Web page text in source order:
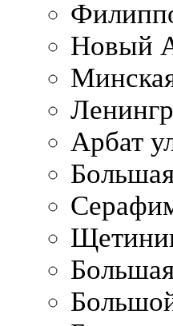
Новый
Арбат